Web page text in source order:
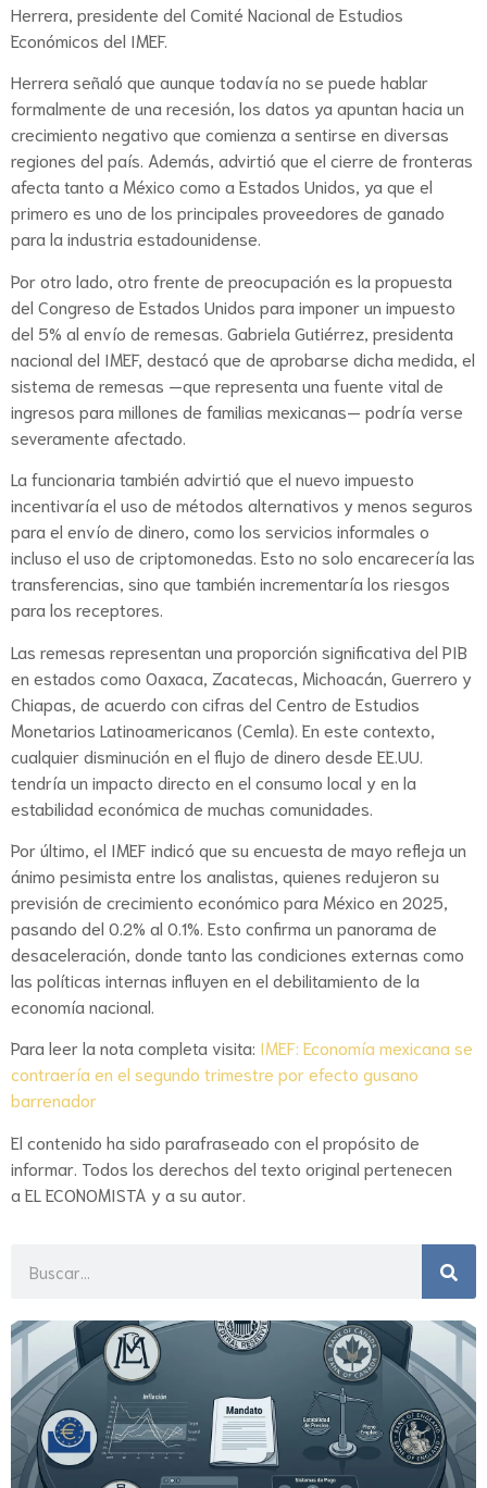
Herrera, presidente del Comité Nacional de Estudios
Económicos del IMEF.
Herrera señaló que aunque todavía no se puede hablar
formalmente de una recesión, los datos ya apuntan hacia un
crecimiento negativo que comienza a sentirse en diversas
regiones del país. Además, advirtió que el cierre de fronteras
afecta tanto a México como a Estados Unidos, ya que el
primero es uno de los principales proveedores de ganado
para la industria estadounidense.
Por otro lado, otro frente de preocupación es la propuesta
del Congreso de Estados Unidos para imponer un impuesto
del 5% al envío de remesas. Gabriela Gutiérrez, presidenta
nacional del IMEF, destacó que de aprobarse dicha medida, el
sistema de remesas —que representa una fuente vital de
ingresos para millones de familias mexicanas— podría verse
severamente afectado.
La funcionaria también advirtió que el nuevo impuesto
incentivaría el uso de métodos alternativos y menos seguros
para el envío de dinero, como los servicios informales o
incluso el uso de criptomonedas. Esto no solo encarecería las
transferencias, sino que también incrementaría los riesgos
para los receptores.
Las remesas representan una proporción significativa del PIB
en estados como Oaxaca, Zacatecas, Michoacán, Guerrero y
Chiapas, de acuerdo con cifras del Centro de Estudios
Monetarios Latinoamericanos (Cemla). En este contexto,
cualquier disminución en el flujo de dinero desde EE.UU.
tendría un impacto directo en el consumo local y en la
estabilidad económica de muchas comunidades.
Por último, el IMEF indicó que su encuesta de mayo refleja un
ánimo pesimista entre los analistas, quienes redujeron su
previsión de crecimiento económico para México en 2025,
pasando del 0.2% al 0.1%. Esto confirma un panorama de
desaceleración, donde tanto las condiciones externas como
las políticas internas influyen en el debilitamiento de la
economía nacional.
Para leer la nota completa visita: IMEF: Economía mexicana se
contraería en el segundo trimestre por efecto gusano
barrenador
El contenido ha sido parafraseado con el propósito de
informar. Todos los derechos del texto original pertenecen
a EL ECONOMISTA y a su autor.